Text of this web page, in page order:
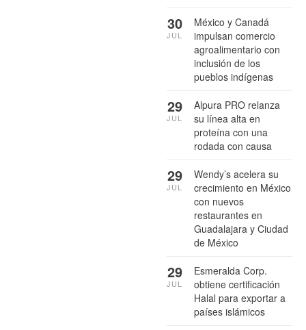
México y Canadá
impulsan comercio
agroalimentario con
inclusión de los
pueblos indígenas
30
JUL
Alpura PRO relanza
su línea alta en
proteína con una
rodada con causa
29
JUL
Wendy’s acelera su
crecimiento en México
con nuevos
restaurantes en
Guadalajara y Ciudad
de México
29
JUL
Esmeralda Corp.
obtiene certificación
Halal para exportar a
países islámicos
29
JUL